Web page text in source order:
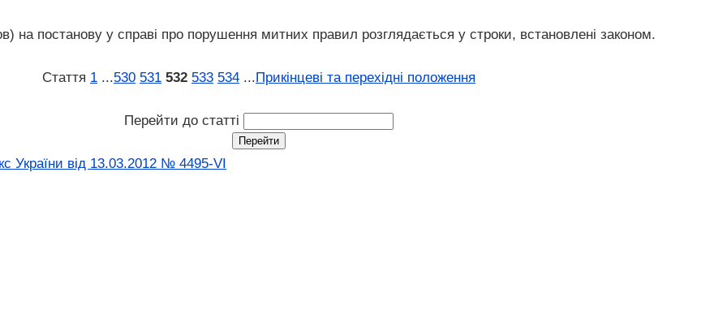
на постанову у справі про порушення митних правил розглядається у строки, встановлені законом.
Стаття 1 ...530 531 532 533 534 ...Прикінцеві та перехідні положення
Перейти до статті
України від 13.03.2012 № 4495-VI